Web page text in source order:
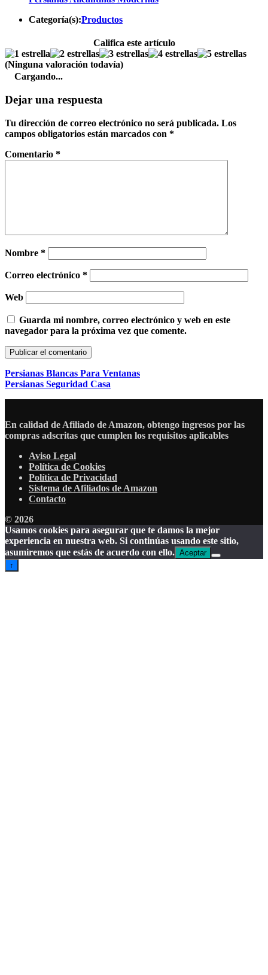
Categoría(s):Productos
Califica este artículo
(Ninguna valoración todavía)
Cargando...
Dejar una respuesta
Tu dirección de correo electrónico no será publicada. Los
campos obligatorios están marcados con *
Comentario *
Nombre *
Correo electrónico *
Web
Guarda mi nombre, correo electrónico y web en este
navegador para la próxima vez que comente.
Persianas Blancas Para Ventanas
Persianas Seguridad Casa
En calidad de Afiliado de Amazon, obtengo ingresos por las
compras adscritas que cumplen los requisitos aplicables
Aviso Legal
Política de Cookies
Política de Privacidad
Sistema de Afiliados de Amazon
Contacto
© 2026
Usamos cookies para asegurar que te damos la mejor
experiencia en nuestra web. Si continúas usando este sitio,
asumiremos que estás de acuerdo con ello. Aceptar
↑